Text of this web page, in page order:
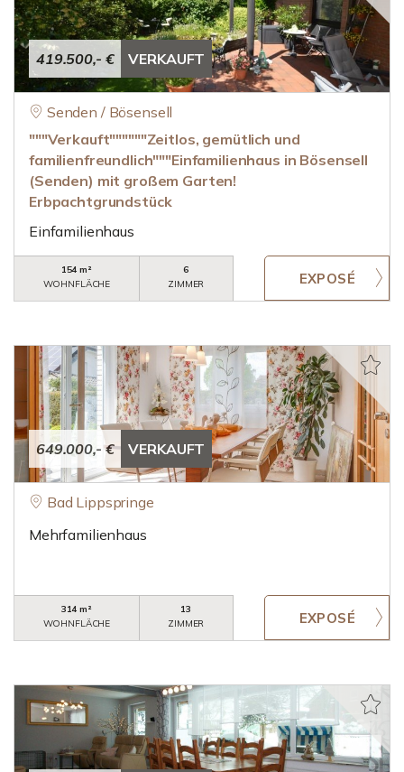
419.500,- € VERKAUFT
Senden / Bösensell
"""Verkauft""""""Zeitlos, gemütlich und
familienfreundlich"""Einfamilienhaus in Bösensell
(Senden) mit großem Garten!
Erbpachtgrundstück
Einfamilienhaus
154 m²
WOHNFLÄCHE
6
ZIMMER
649.000,- € VERKAUFT
Bad Lippspringe
Mehrfamilienhaus
314 m²
WOHNFLÄCHE
13
ZIMMER